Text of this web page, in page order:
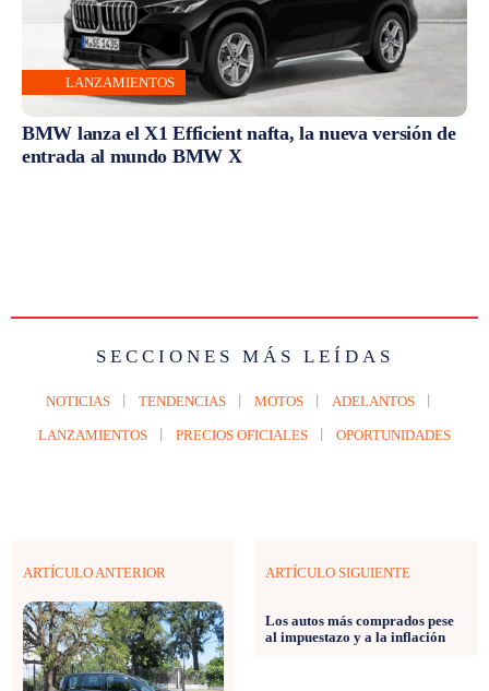
LANZAMIENTOS
BMW lanza el X1 Efficient nafta, la nueva versión de
entrada al mundo BMW X
SECCIONES MÁS LEÍDAS
NOTICIAS TENDENCIAS MOTOS ADELANTOS
LANZAMIENTOS PRECIOS OFICIALES OPORTUNIDADES
ARTÍCULO ANTERIOR ARTÍCULO SIGUIENTE
Los autos más comprados pese
al impuestazo y a la inflación